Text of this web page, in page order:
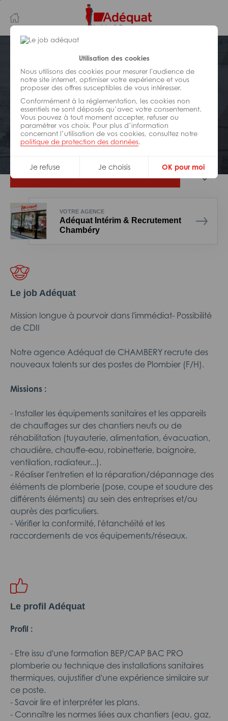
Utilisation des cookies
Nous utilisons des cookies pour mesurer l'audience de
notre site internet, optimiser votre expérience et vous
proposer des offres susceptibles de vous intéresser.
Conformément à la réglementation, les cookies non
essentiels ne sont déposés qu’avec votre consentement.
Vous pouvez à tout moment accepter, refuser ou
paramétrer vos choix. Pour plus d’information
concernant l’utilisation de vos cookies, consultez notre
politique de protection des données.
Je refuse Je choisis OK pour moi
au
contenu
principal
navigation
BÂTIMENT ET TRAVAUX PUBLICS
Réf : 004-322011
Plombier / chauffagiste H/F
Interim Chambéry
VOTRE AGENCE
Adéquat Intérim & Recrutement
Chambéry
Le job Adéquat
Mission longue à pourvoir dans l'immédiat- Possibilité
de CDII
Notre agence Adéquat de CHAMBERY recrute des
nouveaux talents sur des postes de Plombier (F/H).
Missions :
- Installer les équipements sanitaires et les appareils
de chauffages sur des chantiers neufs ou de
réhabilitation (tuyauterie, alimentation, évacuation,
chaudière, chauffe-eau, robinetterie, baignoire,
ventilation, radiateur...).
- Réaliser l'entretien et la réparation/dépannage des
éléments de plomberie (pose, coupe et soudure des
différents éléments) au sein des entreprises et/ou
auprès des particuliers.
- Vérifier la conformité, l'étanchéité et les
raccordements de vos équipements/réseaux.
Le profil Adéquat
Profil :
- Etre issu d'une formation BEP/CAP BAC PRO
plomberie ou technique des installations sanitaires
thermiques, oujustifier d'une expérience similaire sur
ce poste.
- Savoir lire et interpréter les plans.
- Connaître les normes liées aux chantiers (eau, gaz,